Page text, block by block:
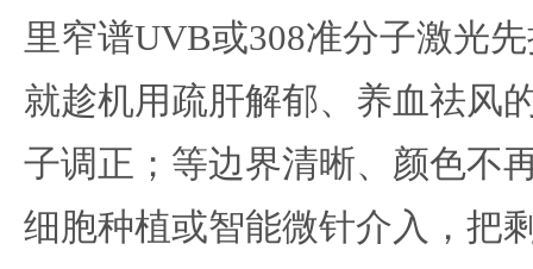
里窄谱UVB或308准分子激光
就趁机用疏肝解郁、养血祛风
子调正；等边界清晰、颜色不
细胞种植或智能微针介入，把